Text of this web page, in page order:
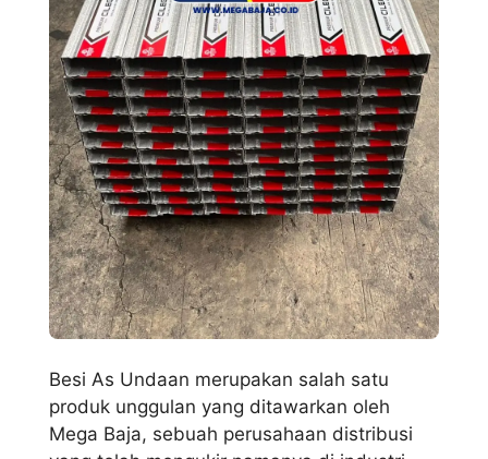
Besi As Undaan merupakan salah satu
produk unggulan yang ditawarkan oleh
Mega Baja, sebuah perusahaan distribusi